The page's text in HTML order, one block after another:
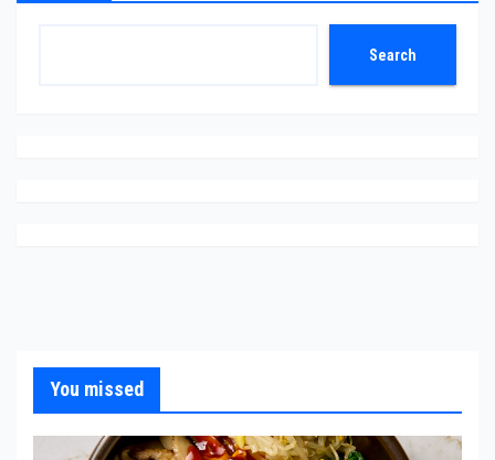
Search
You missed